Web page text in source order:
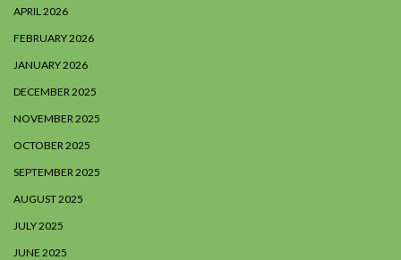
APRIL 2026
FEBRUARY 2026
JANUARY 2026
DECEMBER 2025
NOVEMBER 2025
OCTOBER 2025
SEPTEMBER 2025
AUGUST 2025
JULY 2025
JUNE 2025